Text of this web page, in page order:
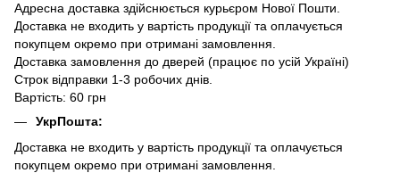
Адресна доставка здійснюється курьєром Нової Пошти.
Доставка не входить у вартість продукції та оплачується
покупцем окремо при отримані замовлення.
Доставка замовлення до дверей (працює по усій Україні)
Строк відправки 1-3 робочих днів.
Вартість: 60 грн
УкрПошта:
Доставка не входить у вартість продукції та оплачується
покупцем окремо при отримані замовлення.